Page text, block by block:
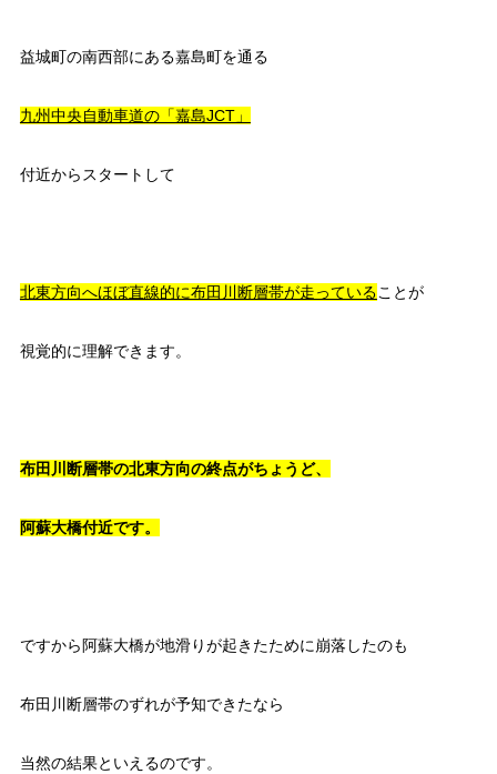
益城町の南西部にある嘉島町を通る
九州中央自動車道の「嘉島JCT」
付近からスタートして
北東方向へほぼ直線的に布田川断層帯が走っていることが
視覚的に理解できます。
布田川断層帯の北東方向の終点がちょうど、
阿蘇大橋付近です。
ですから阿蘇大橋が地滑りが起きたために崩落したのも
布田川断層帯のずれが予知できたなら
当然の結果といえるのです。